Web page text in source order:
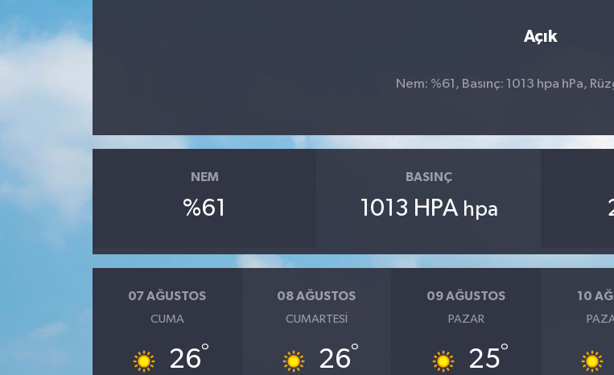
Açık
Nem: %61, Basınç: 1013 hpa hPa,
NEM
%61
BASINÇ
1013 HPA hpa
07 AĞUSTOS
CUMA
26°
08 AĞUSTOS
CUMARTESI
26°
09 AĞUSTOS
PAZAR
25°
10